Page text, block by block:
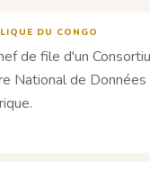
DU CONGO
de file d'un
National de